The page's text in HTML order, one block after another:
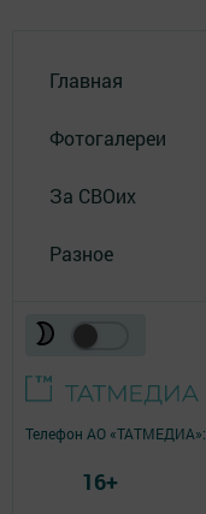
Главная
Фотогалереи
За СВОих
Разное
Телефон АО «ТАТМЕДИА»:
16+